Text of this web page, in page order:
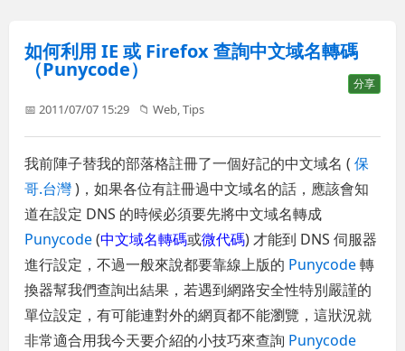
如何利用 IE 或 Firefox 查詢中文域名轉碼
（Punycode）
分享
📅 2011/07/07 15:29 📁Web ,Tips
我前陣子替我的部落格註冊了一個好記的中文域名 (保
哥.台灣)，如果各位有註冊過中文域名的話，應該會知
道在設定 DNS 的時候必須要先將中文域名轉成
Punycode(中文域名轉碼或微代碼) 才能到 DNS 伺服器
進行設定，不過一般來說都要靠線上版的 Punycode轉
換器幫我們查詢出結果，若遇到網路安全性特別嚴謹的
單位設定，有可能連對外的網頁都不能瀏覽，這狀況就
非常適合用我今天要介紹的小技巧來查詢 Punycode